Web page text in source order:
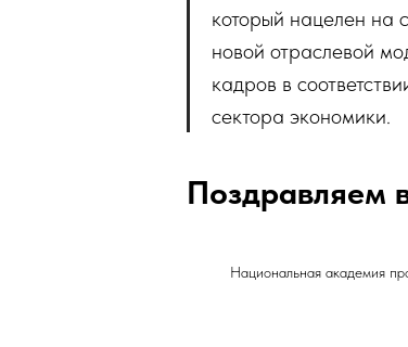
который нацелен на
новой отраслевой
кадров в
сектора экономики.
Поздравляем
Национальная академия